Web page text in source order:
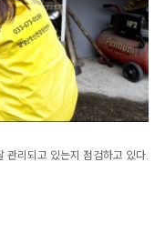
관리되고 있는지 점검하고 있다.